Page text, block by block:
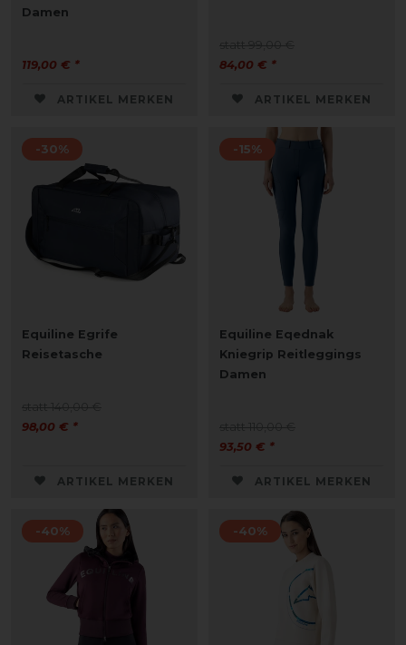
Damen
119,00 € *
ARTIKEL MERKEN
84,00 € *
ARTIKEL MERKEN
-30%
Equiline Egrife
Reisetasche
98,00 € *
ARTIKEL MERKEN
-15%
Equiline Eqednak
Kniegrip Reitleggings
Damen
93,50 € *
ARTIKEL MERKEN
-40% -40%